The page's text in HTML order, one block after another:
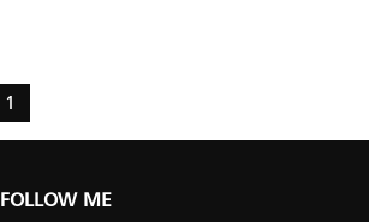
1
FOLLOW ME